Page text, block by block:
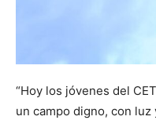
“Hoy los jóvenes del
un campo digno, con